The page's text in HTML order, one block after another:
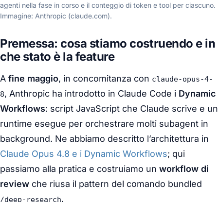
agenti nella fase in corso e il conteggio di token e tool per ciascuno.
Immagine: Anthropic (claude.com).
Premessa: cosa stiamo costruendo e in
che stato è la feature
A fine maggio, in concomitanza con claude-opus-4-
8, Anthropic ha introdotto in Claude Code i Dynamic
Workflows: script JavaScript che Claude scrive e un
runtime esegue per orchestrare molti subagent in
background. Ne abbiamo descritto l’architettura in
Claude Opus 4.8 e i Dynamic Workflows; qui
passiamo alla pratica e costruiamo un workflow di
review che riusa il pattern del comando bundled
/deep-research.